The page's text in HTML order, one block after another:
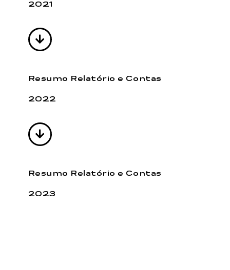
2021
Resumo Relatório e Contas
2022
Resumo Relatório e Contas
2023